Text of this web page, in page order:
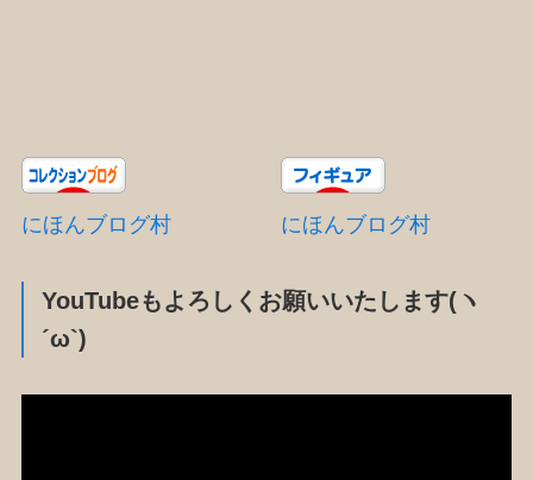
にほんブログ村 にほんブログ村
YouTubeもよろしくお願いいたします(ヽ
´ω`)